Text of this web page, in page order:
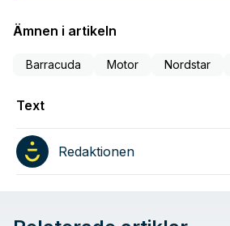
Ämnen i artikeln
Barracuda Motor Nordstar
Text
Redaktionen